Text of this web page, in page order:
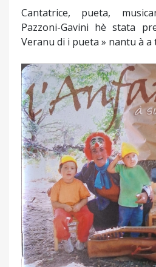
Cantatrice, pueta,
Pazzoni-Gavini hè stata
Veranu di i pueta » nantu à